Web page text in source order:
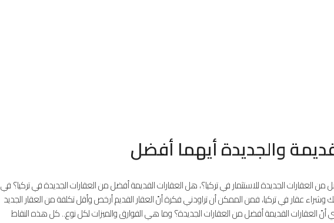
والجديدة أيهما أفضل
العقارات الجديدة للاستثمار في تركيا؟، هل العقارات القديمة أفضل من العقارات الجديدة في تركيا؟ في
وشراء عقار في تركيا، فمن الممكن أن تراودني فكرة أنّ العقار القديم أرخص وأقل تكلفة من العقار الجديد
العقارات القديمة أفضل من العقارات الجديدة؟ وما هي الفوارق والميزات لكل نوع.. كل هذه النقاط